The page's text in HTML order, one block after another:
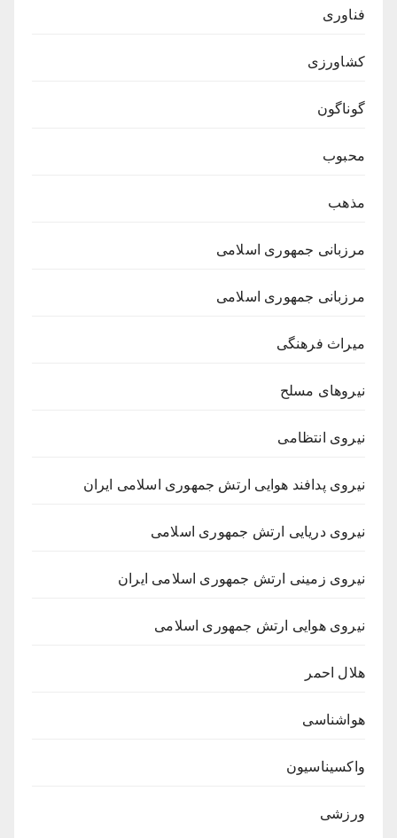
فناوری
کشاورزی
گوناگون
محبوب
مذهب
مرزبانی جمهوری اسلامی
مرزبانی جمهوری اسلامی
میراث فرهنگی
نیروهای مسلح
نیروی انتظامی
نیروی پدافند هوایی ارتش جمهوری اسلامی ایران
نیروی دریایی ارتش جمهوری اسلامی
نیروی زمینی ارتش جمهوری اسلامی ایران
نیروی هوایی ارتش جمهوری اسلامی
هلال احمر
هواشناسی
واکسیناسیون
ورزشی